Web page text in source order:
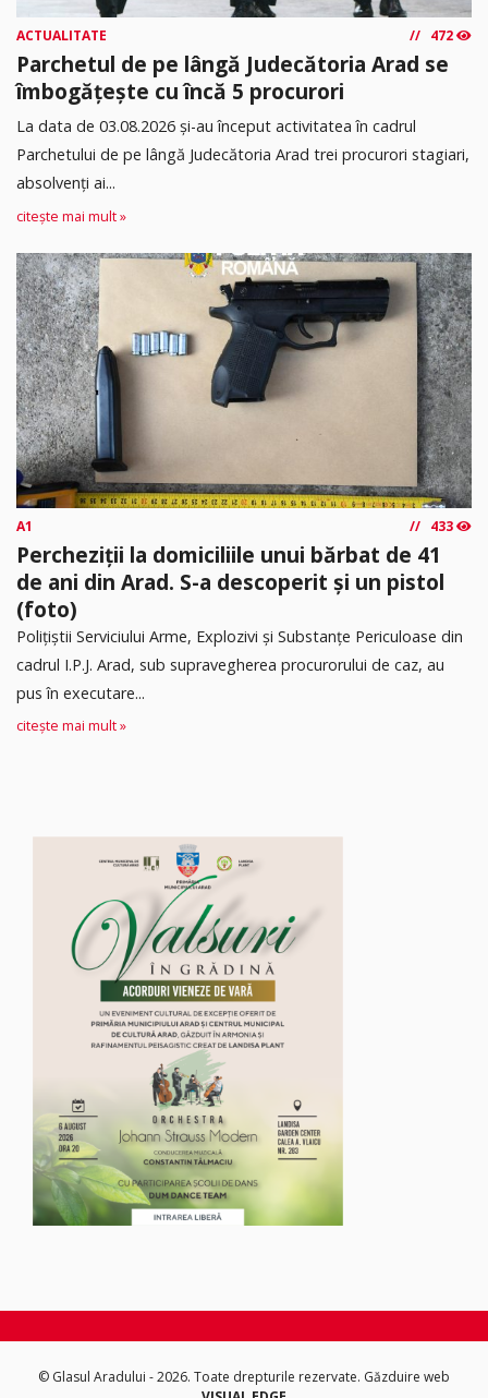
ACTUALITATE 472
Parchetul de pe lângă Judecătoria Arad se
îmbogățește cu încă 5 procurori
La data de 03.08.2026 şi-au început activitatea în cadrul
Parchetului de pe lângă Judecătoria Arad trei procurori stagiari,
absolvenţi ai...
citește mai mult »
A1 433
Percheziții la domiciliile unui bărbat de 41
de ani din Arad. S-a descoperit și un pistol
(foto)
Polițiștii Serviciului Arme, Explozivi și Substanțe Periculoase din
cadrul I.P.J. Arad, sub supravegherea procurorului de caz, au
pus în executare...
citește mai mult »
© Glasul Aradului - 2026. Toate drepturile rezervate. Găzduire web